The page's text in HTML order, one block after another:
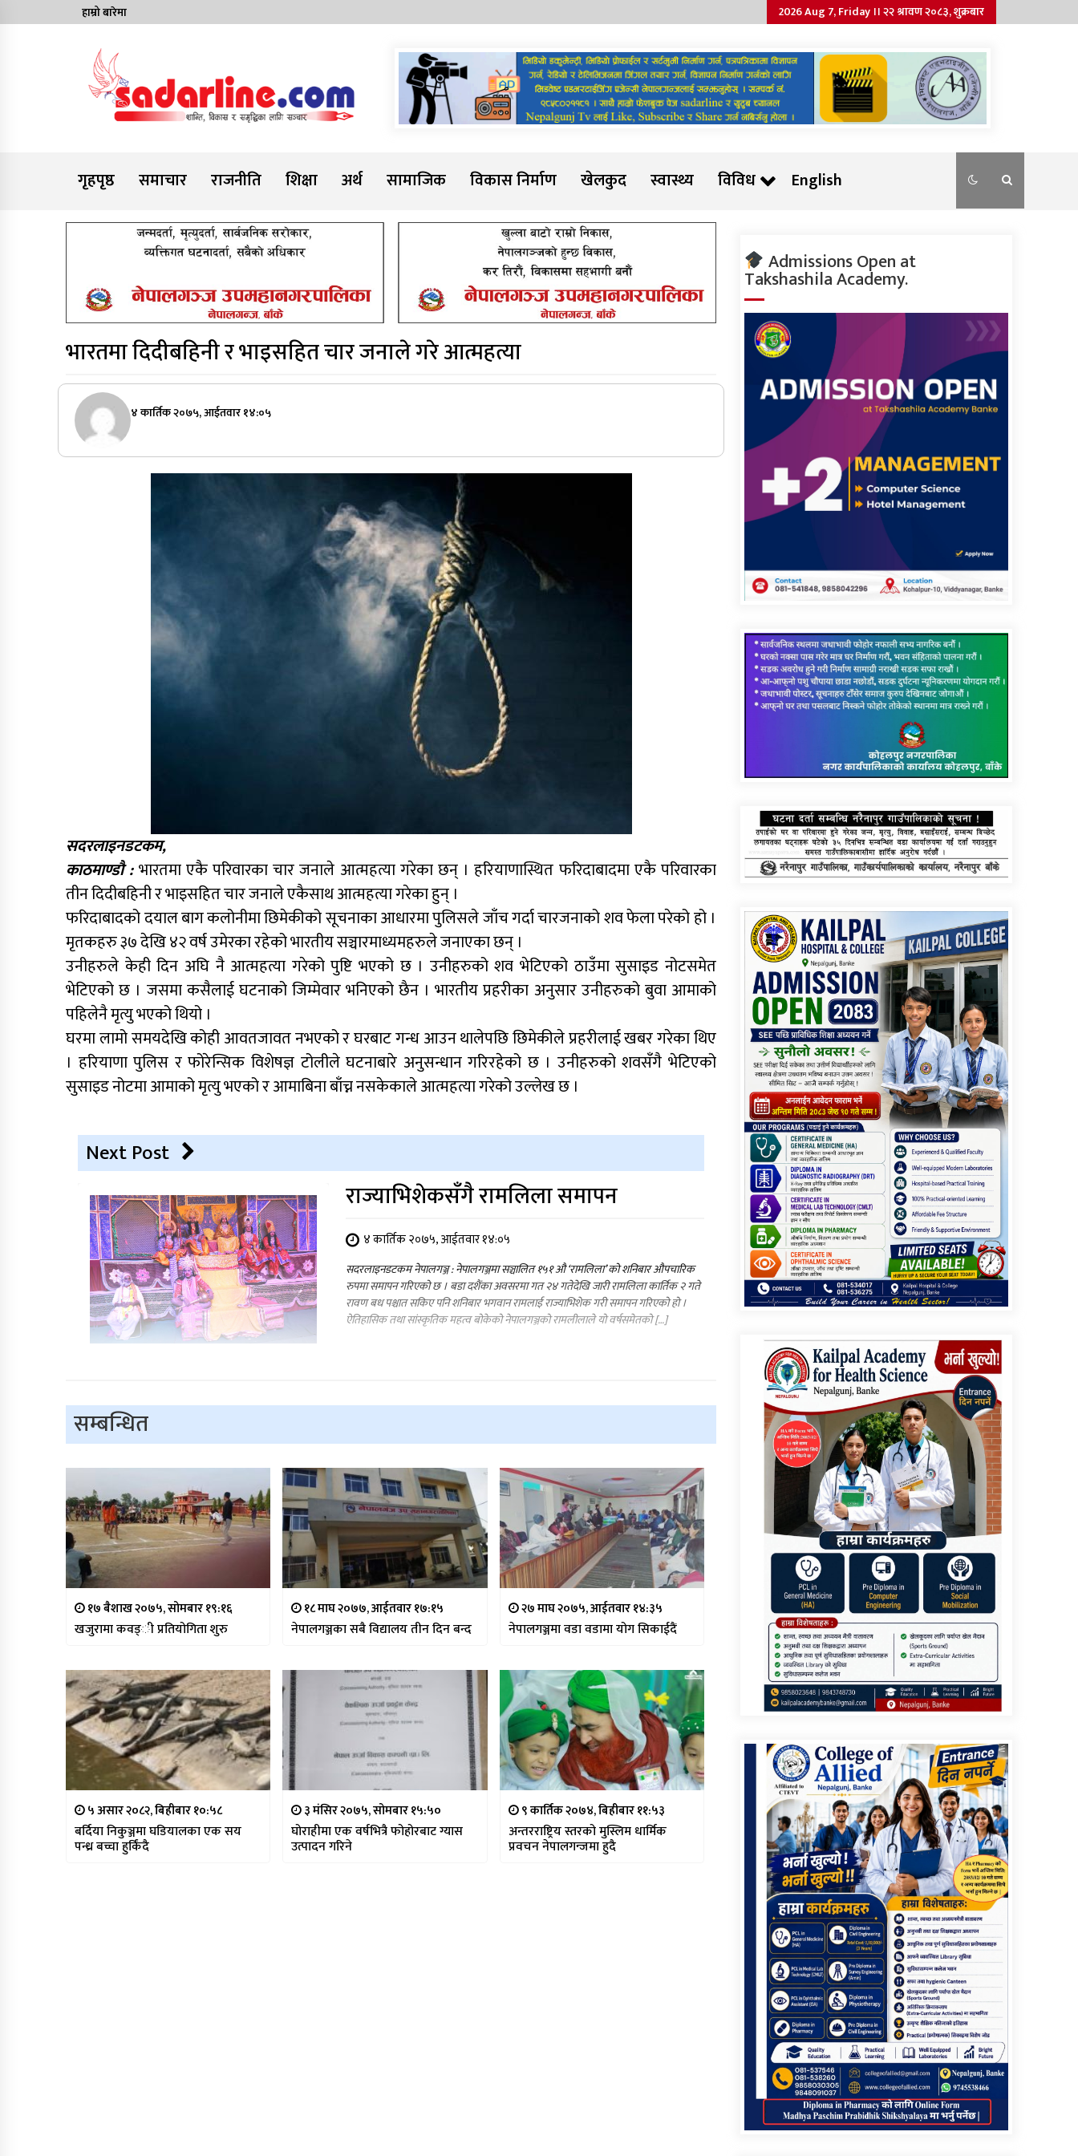
to
हाम्रो बारेमा 2026 Aug 7, Friday ।। २२ श्रावण २०८३, शुक्रबार
Sadarline
गृहपृष्ठ
समाचार राजनीति शिक्षा अर्थ सामाजिक विकास निर्माण खेलकुद स्वास्थ्य विविध English
भारतमा दिदीबहिनी र भाइसहित चार जनाले गरे आत्महत्या
४ कार्तिक २०७५, आईतवार १४:०५
सदरलाइनडटकम,
काठमाण्डौ :भारतमा एकै परिवारका चार जनाले आत्महत्या गरेका छन् । हरियाणास्थित फरिदाबादमा एकै परिवारका
तीन दिदीबहिनी र भाइसहित चार जनाले एकैसाथ आत्महत्या गरेका हुन् ।
फरिदाबादको दयाल बाग कलोनीमा छिमेकीको सूचनाका आधारमा पुलिसले जाँच गर्दा चारजनाको शव फेला परेको हो ।
मृतकहरु ३७ देखि ४२ वर्ष उमेरका रहेको भारतीय सञ्चारमाध्यमहरुले जनाएका छन् ।
उनीहरुले केही दिन अघि नै आत्महत्या गरेको पुष्टि भएको छ । उनीहरुको शव भेटिएको ठाउँमा सुसाइड नोटसमेत
भेटिएको छ । जसमा कसैलाई घटनाको जिम्मेवार भनिएको छैन । भारतीय प्रहरीका अनुसार उनीहरुको बुवा आमाको
पहिलेनै मृत्यु भएको थियो ।
घरमा लामो समयदेखि कोही आवतजावत नभएको र घरबाट गन्ध आउन थालेपछि छिमेकीले प्रहरीलाई खबर गरेका थिए
। हरियाणा पुलिस र फोरेन्सिक विशेषज्ञ टोलीले घटनाबारे अनुसन्धान गरिरहेको छ । उनीहरुको शवसँगै भेटिएको
सुसाइड नोटमा आमाको मृत्यु भएको र आमाबिना बाँच्न नसकेकाले आत्महत्या गरेको उल्लेख छ ।
Next Post
राज्याभिशेकसँगै रामलिला समापन
४ कार्तिक २०७५, आईतवार १४:०५
सदरलाइनडटकम नेपालगञ्ज : नेपालगञ्जमा सञ्चालित १५१ औ ‘रामलिला’ को शनिबार औपचारिक
रुपमा समापन गरिएको छ । बडा दशैंका अवसरमा गत २४ गतेदेखि जारी रामलिला कार्तिक २ गते
रावण बध पश्चात सकिए पनि शनिबार भगवान रामलाई राज्याभिशेक गरी समापन गरिएको हो ।
ऐतिहासिक तथा सांस्कृतिक महत्व बोकेको नेपालगञ्जको रामलीलाले यो वर्षसमेतको […]
सम्बन्धित
१७ बैशाख २०७५, सोमबार १९:१६
खजुरामा कवड्ी प्रतियोगिता शुरु
१८ माघ २०७७, आईतवार १७:१५
नेपालगञ्जका सबै विद्यालय तीन दिन बन्द
२७ माघ २०७५, आईतवार १४:३५
नेपालगञ्जमा वडा वडामा योग सिकाईदैं
५ असार २०८२, बिहीबार १०:५८
बर्दिया निकुञ्जमा घडियालका एक सय
पन्ध्र बच्चा हुर्किंदै
३ मंसिर २०७५, सोमबार १५:५०
घोराहीमा एक वर्षभित्रै फोहोरबाट ग्यास
उत्पादन गरिने
९ कार्तिक २०७४, बिहीबार ११:५३
अन्तरराष्ट्रिय स्तरको मुस्लिम धार्मिक
प्रवचन नेपालगन्जमा हुदै
Admissions Open at
Takshashila Academy.